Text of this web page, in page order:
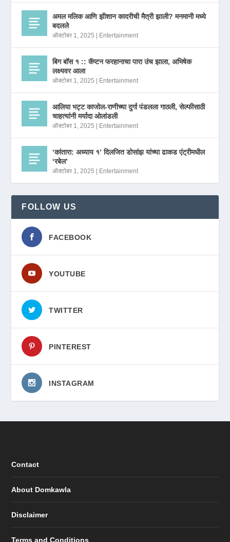
अमल मलिक आणि झीशान कादरीची मैत्री झाली? मनमानी मध्ये
बदलले
ऑक्टोबर 1, 2025 | Entertainment
बिग बॉस १ :: कॅप्टन फरहानाचा पारा उंच झाला, अभिषेक
लक्ष्यवर आला
ऑक्टोबर 1, 2025 | Entertainment
आलिया भट्ट काजोल-राणीच्या दुर्गा पंडलला गाठली, सेल्फीसाठी
चाहत्यांनी मर्यादा ओलांडली
ऑक्टोबर 1, 2025 | Entertainment
‘कांतारा: अध्याय १’ दिलजित डोसांझ यांच्या ढाकड एंट्रीमधील
‘रबेल’
ऑक्टोबर 1, 2025 | Entertainment
FOLLOW US
FACEBOOK
YOUTUBE
TWITTER
PINTEREST
INSTAGRAM
Contact
About Domkawla
Disclaimer
Terms and Conditions